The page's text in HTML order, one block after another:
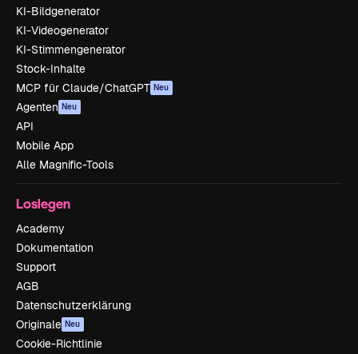
KI-Bildgenerator
KI-Videogenerator
KI-Stimmengenerator
Stock-Inhalte
MCP für Claude/ChatGPT Neu
Agenten Neu
API
Mobile App
Alle Magnific-Tools
Loslegen
Academy
Dokumentation
Support
AGB
Datenschutzerklärung
Originale Neu
Cookie-Richtlinie